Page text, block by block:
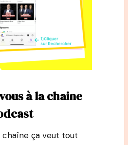
à la chaine
chaîne ça veut tout